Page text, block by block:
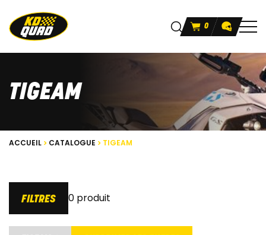
0
TIGEAM
ACCUEIL CATALOGUE TIGEAM
FILTRES 0 produit